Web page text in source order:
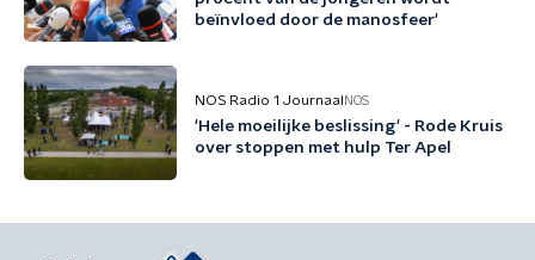
beïnvloed door de manosfeer'
NOS Radio 1 Journaal NOS
'Hele moeilijke beslissing' - Rode Kruis
over stoppen met hulp Ter Apel